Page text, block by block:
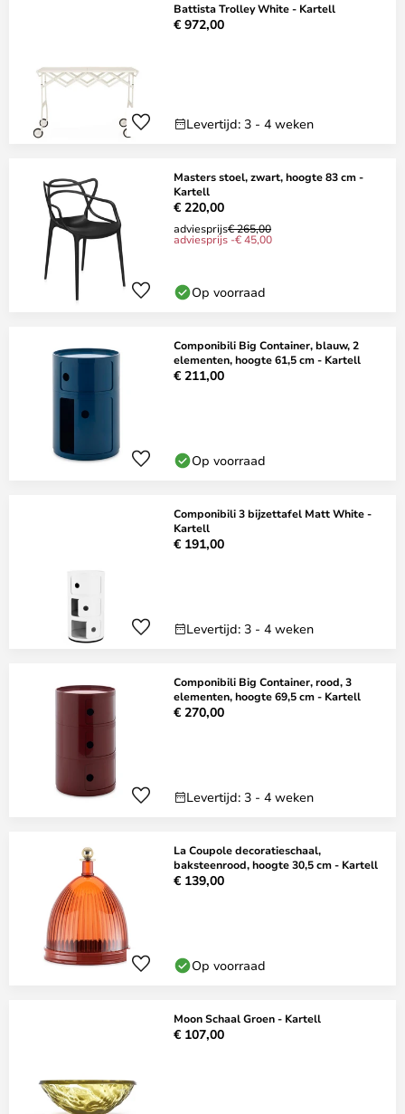
Battista Trolley White - Kartell
€ 972,00
Levertijd: 3 - 4 weken
Masters stoel, zwart, hoogte 83 cm -
Kartell
€ 220,00
adviesprijs€ 265,00
adviesprijs -€ 45,00
Op voorraad
Componibili Big Container, blauw, 2
elementen, hoogte 61,5 cm - Kartell
€ 211,00
Op voorraad
Componibili 3 bijzettafel Matt White -
Kartell
€ 191,00
Levertijd: 3 - 4 weken
Componibili Big Container, rood, 3
elementen, hoogte 69,5 cm - Kartell
€ 270,00
Levertijd: 3 - 4 weken
La Coupole decoratieschaal,
baksteenrood, hoogte 30,5 cm - Kartell
€ 139,00
Op voorraad
Moon Schaal Groen - Kartell
€ 107,00